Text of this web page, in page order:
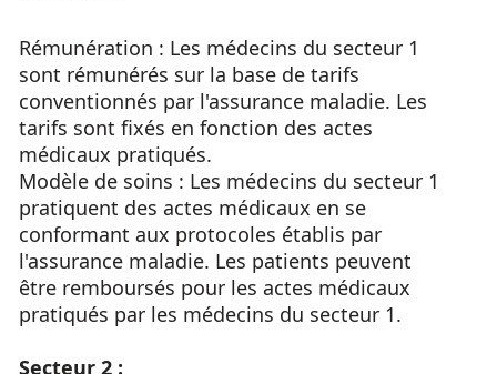
Rémunération : Les médecins du secteur 1
sont rémunérés sur la base de tarifs
conventionnés par l'assurance maladie. Les
tarifs sont fixés en fonction des actes
médicaux pratiqués.
Modèle de soins : Les médecins du secteur 1
pratiquent des actes médicaux en se
conformant aux protocoles établis par
l'assurance maladie. Les patients peuvent
être remboursés pour les actes médicaux
pratiqués par les médecins du secteur 1.
Secteur 2 :